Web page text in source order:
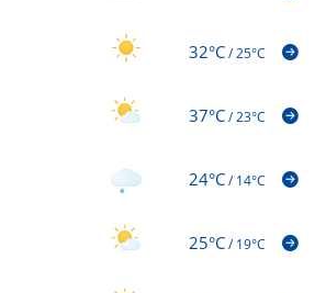
32°C/25°C
37°C/23°C
24°C/14°C
25°C/19°C